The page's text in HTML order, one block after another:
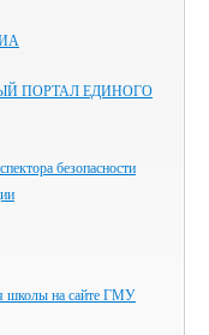
ПОРТАЛ ЕДИНОГО
безопасности
школы на сайте ГМУ